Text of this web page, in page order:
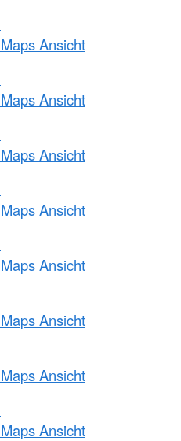
Ansicht
Ansicht
Ansicht
Ansicht
Ansicht
Ansicht
Ansicht
Ansicht